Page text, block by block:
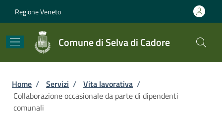
Regione Veneto
Comune di Selva di Cadore
Briciole di pane
Home / Servizi / Vita lavorativa /
Collaborazione occasionale da parte di dipendenti
comunali